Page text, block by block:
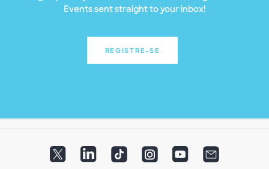
Events sent straight to your inbox!
REGISTRE-SE